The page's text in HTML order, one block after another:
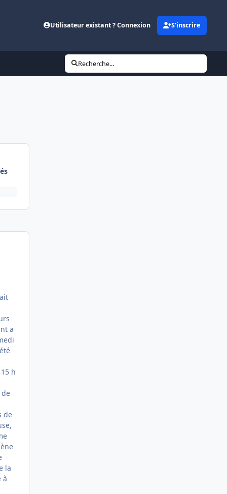
Utilisateur existant ? Connexion S’inscrire
Recherche...
a
h
de
la
à